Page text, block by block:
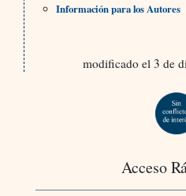
Información para los Autores
modificado el 3 de
Acceso